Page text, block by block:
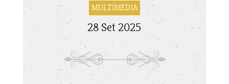
MULTIMEDIA
28 Set 2025